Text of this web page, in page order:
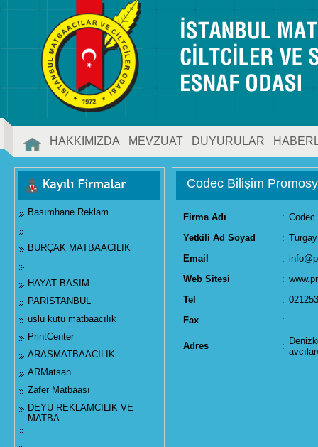
HAKKIMIZDA MEVZUAT DUYURULAR
İLETİŞİM
Basımhane Reklam
BURÇAK MATBAACILIK
HAYAT BASIM
PARİSTANBUL
uslu kutu matbaacılık
PrintCenter
ARASMATBAACILIK
ARMatsan
Zafer Matbaası
DEYU REKLAMCILIK VE
MATBA...
Codec Bilişim
Firma Adı : Codec
Yetkili Ad Soyad
:
Email
:
Web Sitesi
:
Tel
:
Fax
:
Adres :